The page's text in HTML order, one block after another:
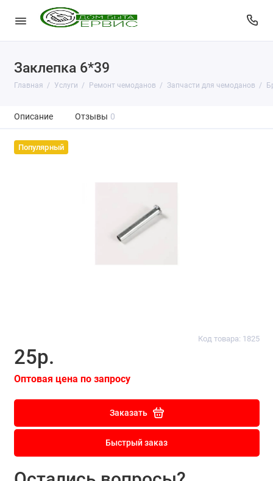
Заклепка 6*39
Главная Услуги Ремонт чемоданов Запчасти для чемоданов
Описание Отзывы 0
Популярный
Код товара: 1825
25р.
Оптовая цена по запросу
Заказать
Быстрый заказ